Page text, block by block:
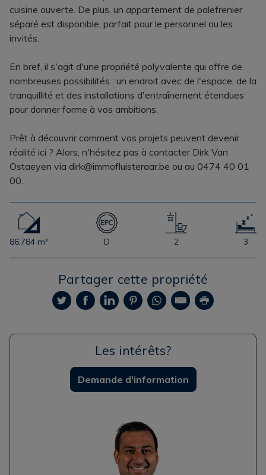
cuisine ouverte. De plus, un appartement de palefrenier
séparé est disponible, parfait pour le personnel ou les
invités.
En bref, il s'agit d'une propriété polyvalente qui offre de
nombreuses possibilités : un endroit avec de l'espace, de la
tranquillité et des installations d'entraînement étendues
pour donner forme à vos ambitions.
Prêt à découvrir comment vos projets peuvent devenir
réalité ici ? Alors, n'hésitez pas à contacter Dirk Van
Ostaeyen via dirk@immofluisteraar.be ou au 0474 40 01
00.
86.784 m² D 2 3
Partager cette propriété
Les intérêts?
Demande d'information